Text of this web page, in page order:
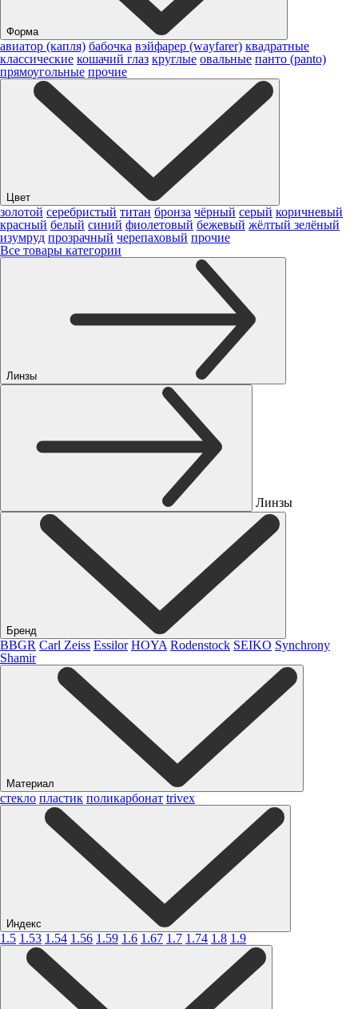
Форма
авиатор (капля) бабочка вэйфарер (wayfarer) квадратные
классические кошачий глаз круглые овальные панто (panto)
прямоугольные прочие
Цвет
золотой серебристый титан бронза чёрный серый коричневый
красный белый синий фиолетовый бежевый жёлтый зелёный
изумруд прозрачный черепаховый прочие
Все товары категории
Линзы
Линзы
Бренд
BBGR Carl Zeiss Essilor HOYA Rodenstock SEIKO Synchrony
Shamir
Материал
стекло пластик поликарбонат trivex
Индекс
1.5 1.53 1.54 1.56 1.59 1.6 1.67 1.7 1.74 1.8 1.9